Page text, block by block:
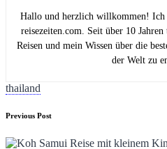
Hallo und herzlich willkommen!
reisezeiten.com. Seit über 10
Reisen und mein Wissen über die
der Welt zu
Tags:
thailand
Post
navigation
Previous Post